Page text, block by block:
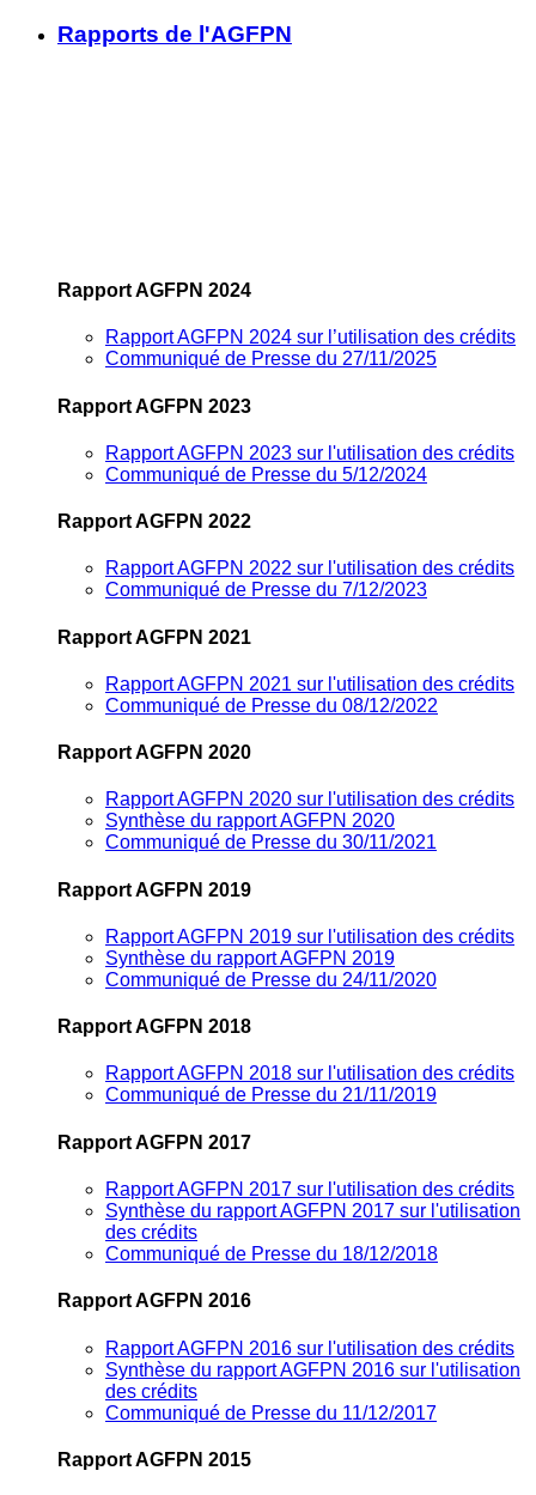
Rapports de l'AGFPN
Rapport AGFPN 2024
Rapport AGFPN 2024 sur l’utilisation des crédits
Communiqué de Presse du 27/11/2025
Rapport AGFPN 2023
Rapport AGFPN 2023 sur l'utilisation des crédits
Communiqué de Presse du 5/12/2024
Rapport AGFPN 2022
Rapport AGFPN 2022 sur l'utilisation des crédits
Communiqué de Presse du 7/12/2023
Rapport AGFPN 2021
Rapport AGFPN 2021 sur l'utilisation des crédits
Communiqué de Presse du 08/12/2022
Rapport AGFPN 2020
Rapport AGFPN 2020 sur l'utilisation des crédits
Synthèse du rapport AGFPN 2020
Communiqué de Presse du 30/11/2021
Rapport AGFPN 2019
Rapport AGFPN 2019 sur l'utilisation des crédits
Synthèse du rapport AGFPN 2019
Communiqué de Presse du 24/11/2020
Rapport AGFPN 2018
Rapport AGFPN 2018 sur l'utilisation des crédits
Communiqué de Presse du 21/11/2019
Rapport AGFPN 2017
Rapport AGFPN 2017 sur l'utilisation des crédits
Synthèse du rapport AGFPN 2017 sur l'utilisation
des crédits
Communiqué de Presse du 18/12/2018
Rapport AGFPN 2016
Rapport AGFPN 2016 sur l'utilisation des crédits
Synthèse du rapport AGFPN 2016 sur l'utilisation
des crédits
Communiqué de Presse du 11/12/2017
Rapport AGFPN 2015